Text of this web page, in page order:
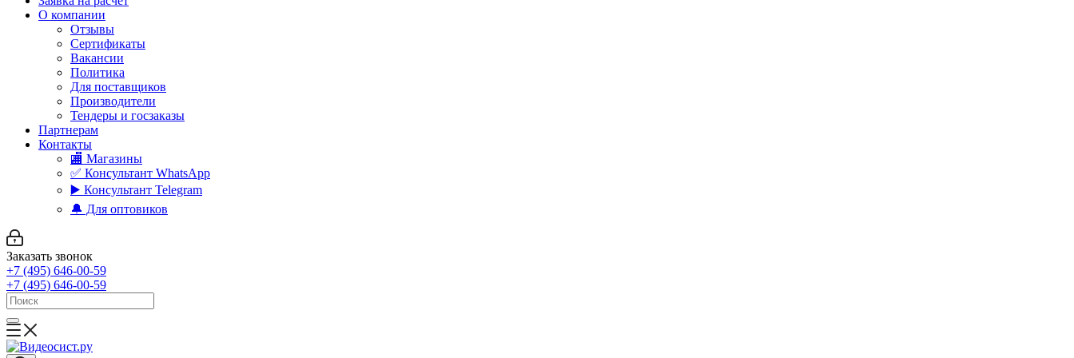
О компании
Отзывы
Сертификаты
Вакансии
Политика
Для поставщиков
Производители
Тендеры и госзаказы
Партнерам
Контакты
🏬 Магазины
✅️ Консультант WhatsApp
▶️ Консультант Telegram
🔔 Для оптовиков
Заказать звонок
+7 (495) 646-00-59
+7 (495) 646-00-59